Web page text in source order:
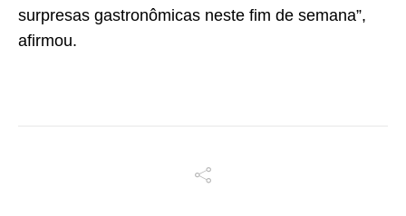
surpresas gastronômicas neste fim de semana”,
afirmou.